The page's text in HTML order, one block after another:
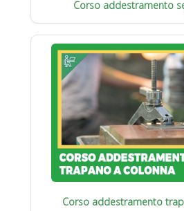
Corso addestramento
Corso addestramento